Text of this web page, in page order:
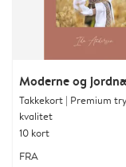
Moderne og
Takkekort | Premium
kvalitet
10 kort
FRA